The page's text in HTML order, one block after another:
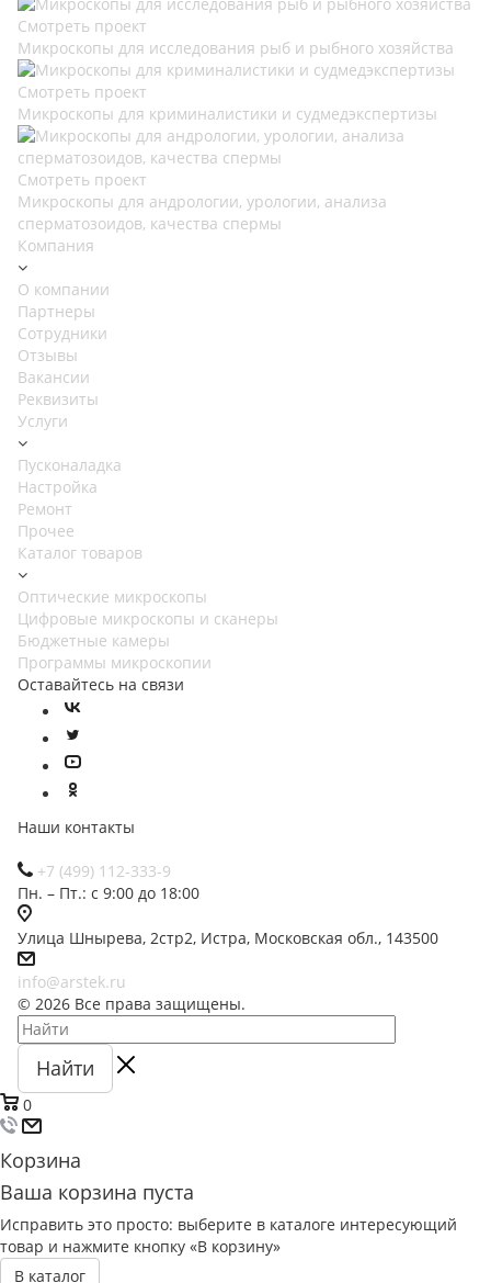
Смотреть проект
Микроскопы для исследования рыб и рыбного хозяйства
Смотреть проект
Микроскопы для криминалистики и судмедэкспертизы
Смотреть проект
Микроскопы для андрологии, урологии, анализа
сперматозоидов, качества спермы
Компания
О компании
Партнеры
Сотрудники
Отзывы
Вакансии
Реквизиты
Услуги
Пусконаладка
Настройка
Ремонт
Прочее
Каталог товаров
Оптические микроскопы
Цифровые микроскопы и сканеры
Бюджетные камеры
Программы микроскопии
Оставайтесь на связи
Наши контакты
+7 (499) 112-333-9
Пн. – Пт.: с 9:00 до 18:00
Улица Шнырева, 2стр2, Истра, Московская обл., 143500
info@arstek.ru
© 2026 Все права защищены.
Найти
0
Корзина
Ваша корзина пуста
Исправить это просто: выберите в каталоге интересующий
товар и нажмите кнопку «В корзину»
В каталог